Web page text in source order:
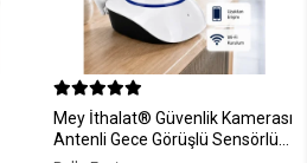
Mey İthalat® Güvenlik Kamerası
Antenli Gece Görüşlü Sensörlü